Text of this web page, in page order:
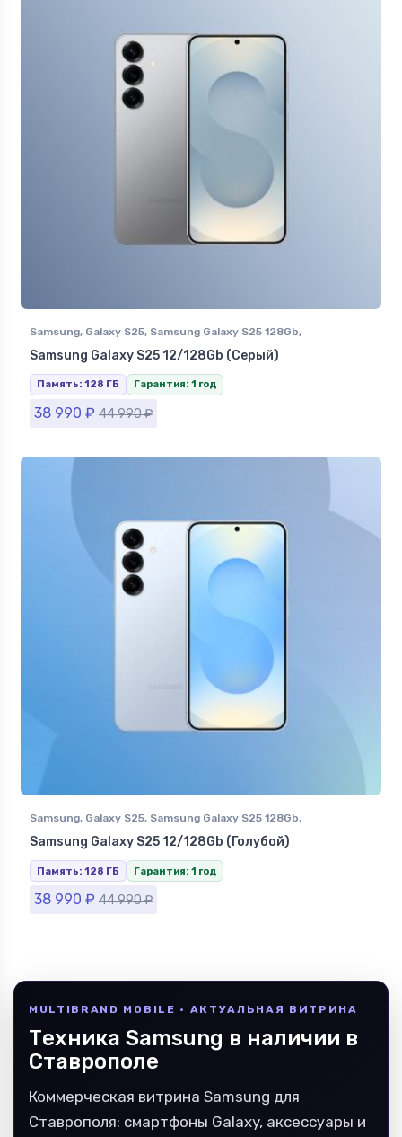
Samsung, Galaxy S25, Samsung Galaxy S25 128Gb,
Смартфоны Samsung в Ставрополе
Samsung Galaxy S25 12/128Gb (Серый)
Память: 128 ГБ Гарантия: 1 год
38 990 ₽ 44 990₽
Samsung, Galaxy S25, Samsung Galaxy S25 128Gb,
Смартфоны Samsung в Ставрополе
Samsung Galaxy S25 12/128Gb (Голубой)
Память: 128 ГБ Гарантия: 1 год
38 990 ₽ 44 990₽
MULTIBRAND MOBILE · АКТУАЛЬНАЯ ВИТРИНА
Техника Samsung в наличии в
Ставрополе
Коммерческая витрина Samsung для
Ставрополя: смартфоны Galaxy, аксессуары и